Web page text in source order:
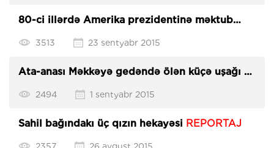
80-ci illərdə Amerika prezidentinə məktub
3513 23 sentyabr 2015
Ata-anası Məkkəyə gedəndə ölən küçə uşağı -
2494 1 sentyabr 2015
Sahil bağındakı üç qızın hekayəsi REPORTAJ